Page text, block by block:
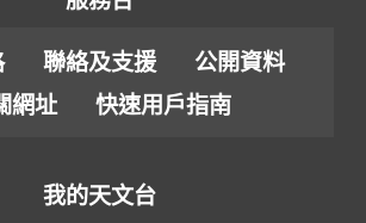
聯絡及支援
公開資料
網址
快速用戶指南
我的天文台